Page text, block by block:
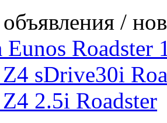
/
Eunos Roadster
sDrive30i
2.5i Roadster